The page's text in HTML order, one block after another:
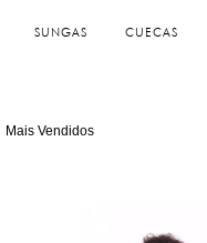
SUNGAS
CUECAS